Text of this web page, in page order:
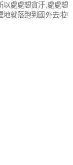
以處處想貪汙,處處想
地就落跑到國外去啦!